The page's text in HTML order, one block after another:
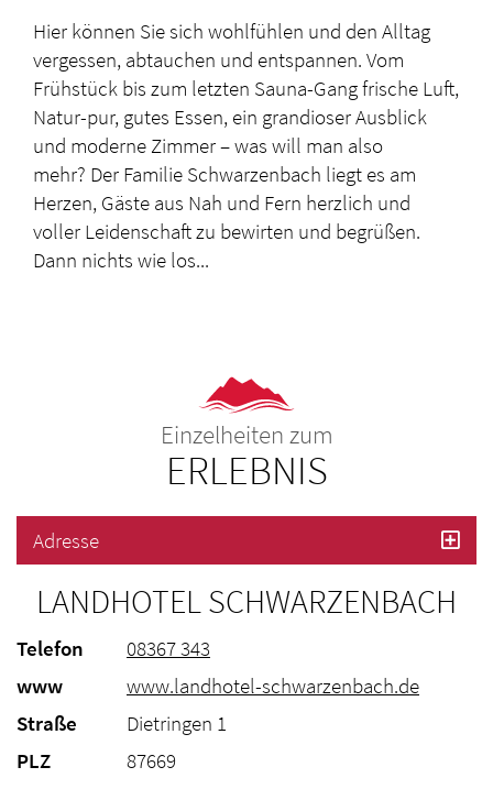
Hier können Sie sich wohlfühlen und den Alltag
vergessen, abtauchen und entspannen. Vom
Frühstück bis zum letzten Sauna-Gang frische Luft,
Natur-pur, gutes Essen, ein grandioser Ausblick
und moderne Zimmer – was will man also
mehr? Der Familie Schwarzenbach liegt es am
Herzen, Gäste aus Nah und Fern herzlich und
voller Leidenschaft zu bewirten und begrüßen.
Dann nichts wie los...
Einzelheiten zum
ERLEBNIS
Adresse
LANDHOTEL SCHWARZENBACH
Telefon
08367 343
www
www.landhotel-schwarzenbach.de
Straße
Dietringen 1
PLZ
87669